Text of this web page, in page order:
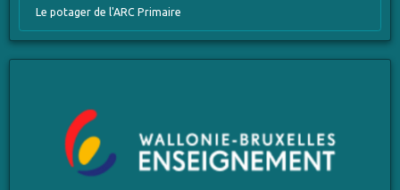
Le potager de l'ARC Primaire